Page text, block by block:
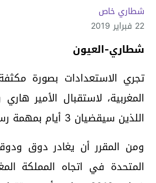
شطاري خاص
22 فبراير 2019
شطاري-العيون
تجري الاستعدادات بصورة
المغربية، لاستقبال الأمير
اللذين سيقضيان 3 أيام بمهمة رسمية في البلاد.
ومن المقرر أن يغادر دوق